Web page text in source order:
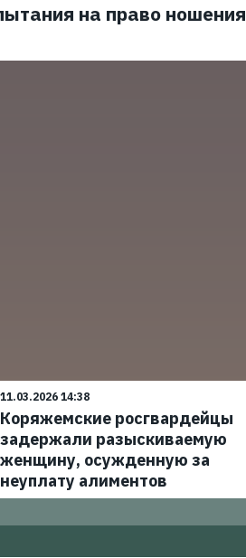
на право ношения
11.03.2026 14:38
Коряжемские росгвардейцы
задержали разыскиваемую
женщину, осужденную за
неуплату алиментов